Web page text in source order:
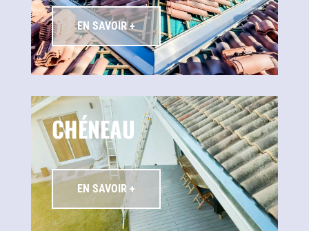
EN SAVOIR +
CHÉNEAU
EN SAVOIR +